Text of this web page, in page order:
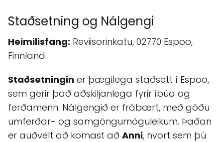
Staðsetning og Nálgengi
Heimilisfang: Reviisorinkatu, 02770 Espoo,
Finnland.
Staðsetningin er þægilega staðsett í Espoo,
sem gerir það aðskiljanlega fyrir íbúa og
ferðamenn. Nálgengið er frábært, með góðu
umferðar- og samgöngumöguleikum. Þaðan
er auðvelt að komast að Anni, hvort sem þú